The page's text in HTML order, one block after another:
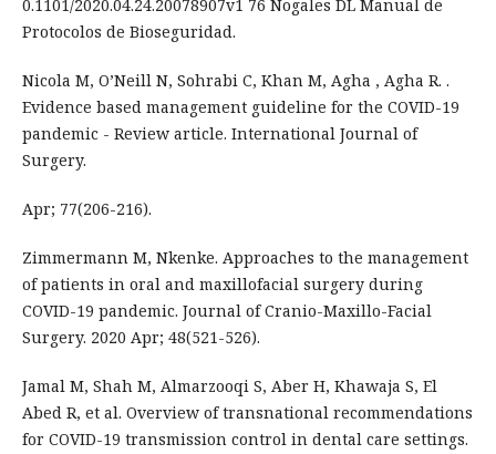
0.1101/2020.04.24.20078907v1 76 Nogales DL Manual de
Protocolos de Bioseguridad.
Nicola M, O’Neill N, Sohrabi C, Khan M, Agha , Agha R. .
Evidence based management guideline for the COVID-19
pandemic - Review article. International Journal of
Surgery.
Apr; 77(206-216).
Zimmermann M, Nkenke. Approaches to the management
of patients in oral and maxillofacial surgery during
COVID-19 pandemic. Journal of Cranio-Maxillo-Facial
Surgery. 2020 Apr; 48(521-526).
Jamal M, Shah M, Almarzooqi S, Aber H, Khawaja S, El
Abed R, et al. Overview of transnational recommendations
for COVID-19 transmission control in dental care settings.